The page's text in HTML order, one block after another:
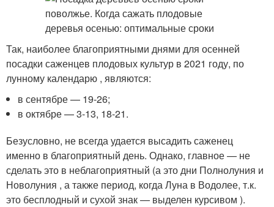
Так, наиболее благоприятными днями для осенней
посадки саженцев плодовых культур в 2021 году, по
лунному календарю , являются:
в сентябре — 19-26;
в октябре — 3-13, 18-21.
Безусловно, не всегда удается высадить саженец
именно в благоприятный день. Однако, главное — не
сделать это в неблагоприятный (а это дни Полнолуния и
Новолуния , а также период, когда Луна в Водолее, т.к.
это бесплодный и сухой знак — выделен курсивом ).